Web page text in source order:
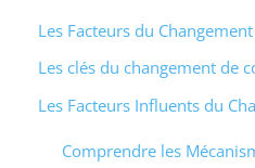
Les Facteurs du
Les clés du changement de
Les Facteurs Influents du
Comprendre les